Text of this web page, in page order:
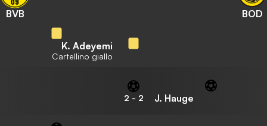
BVB BOD
K. Adeyemi
Cartellino giallo
2 - 2 J. Hauge